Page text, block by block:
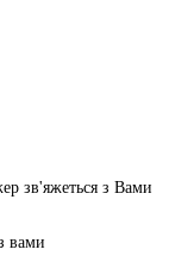
зв'яжеться з Вами
вами